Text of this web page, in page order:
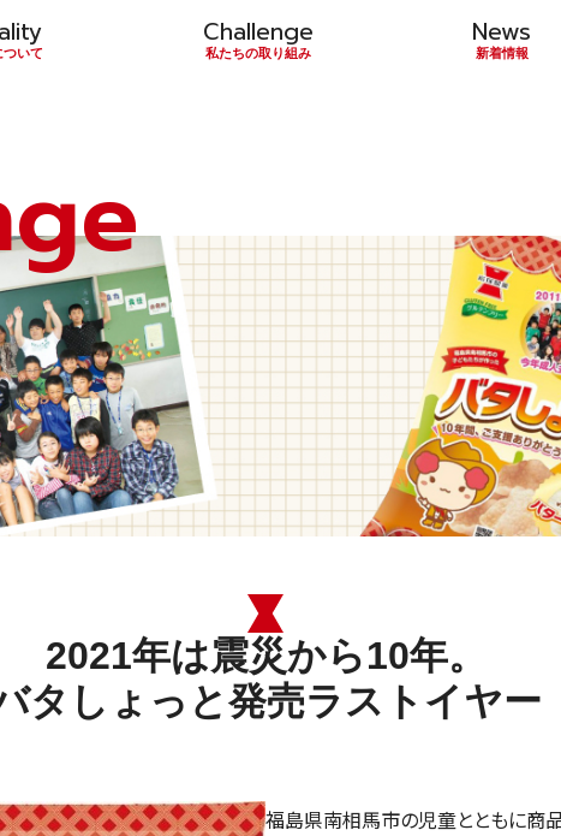
ついて
Challenge
私たちの取り組み
News
新着情報
2021年は震災から10年。
タしょっと発売ラストイヤー
福島県南相馬市の児童とともに商